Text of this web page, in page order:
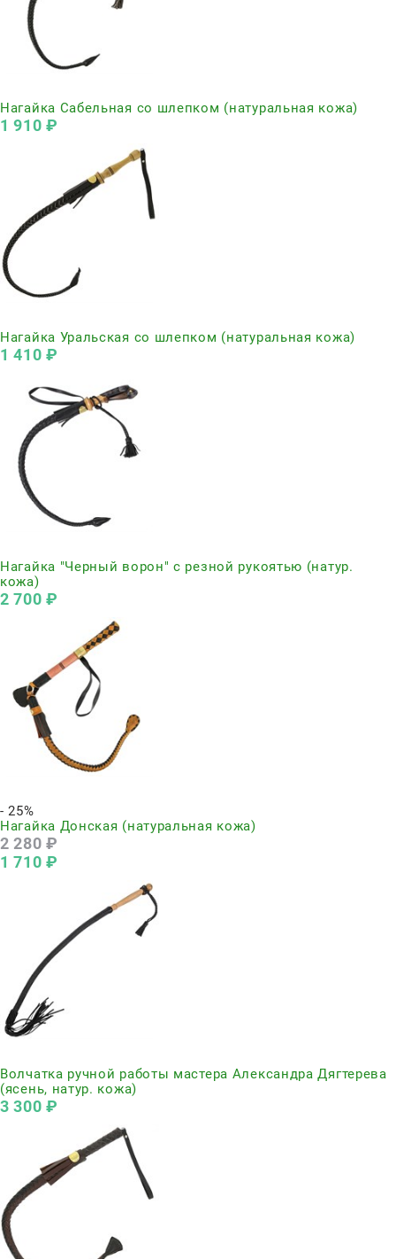
Нагайка Сабельная со шлепком (натуральная кожа)
1 910 ₽
Нагайка Уральская со шлепком (натуральная кожа)
1 410 ₽
Нагайка "Черный ворон" с резной рукоятью (натур.
кожа)
2 700 ₽
- 25%
Нагайка Донская (натуральная кожа)
2 280 ₽
1 710 ₽
Волчатка ручной работы мастера Александра Дягтерева
(ясень, натур. кожа)
3 300 ₽